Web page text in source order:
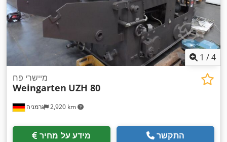
1 /4
גרמניה 2,920 km
מיישרי פח
Weingarten UZH 80
מידע על מחיר התקשר